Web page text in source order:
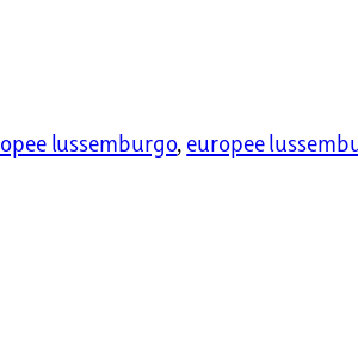
lussemburgo, europee